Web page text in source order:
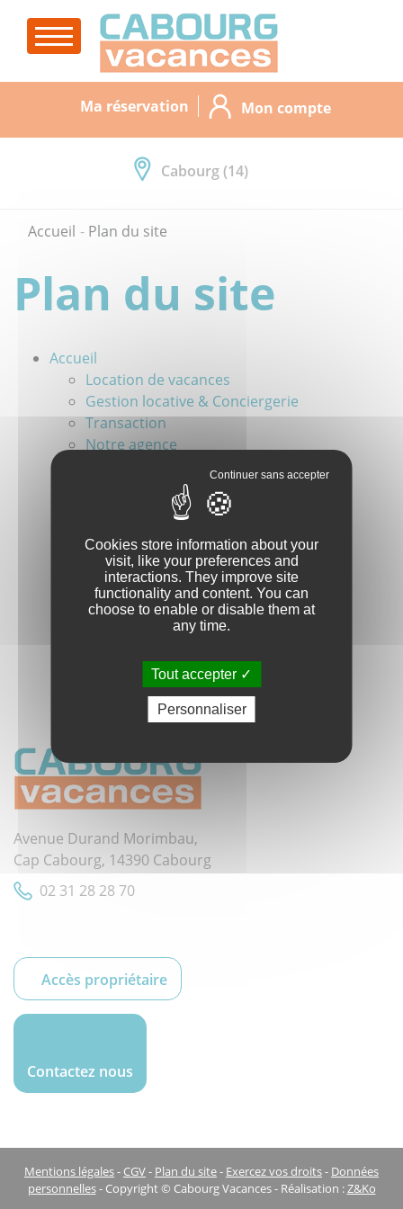
Ma réservation Mon compte
Cabourg (14)
Accueil Plan du site
Plan du site
Accueil
Location de vacances
Gestion locative & Conciergerie
Transaction
Notre agence
Ma réservation
Alerte Email
Mon compte
Mentions légales
Données personnelles
Exercez vos droits
Demande de réservation
Avenue Durand Morimbau,
Cap Cabourg, 14390 Cabourg
02 31 28 28 70
Accès propriétaire
Contactez nous
Mentions légales- CGV- Plan du site- Exercez vos droits- Données
personnelles- Copyright © Cabourg Vacances - Réalisation :Z&Ko
Cookies store information about your
visit, like your preferences and
interactions. They improve site
functionality and content. You can
choose to enable or disable them at
any time.
Personnaliser